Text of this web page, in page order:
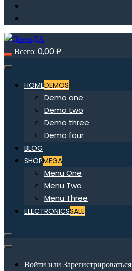
Всего: 0,00₽
HOMEDEMOS
Demo one
Demo two
Demo three
Demo four
BLOG
SHOPMEGA
Menu One
Menu Two
Menu Three
ELECTRONICSSALE
Войти или Зарегистрироваться